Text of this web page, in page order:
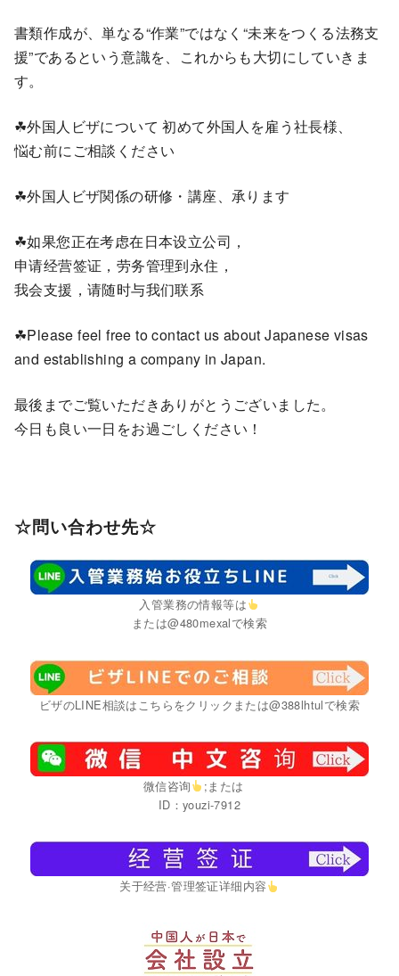
書類作成が、単なる“作業”ではなく“未来をつくる法務支
援”であるという意識を、これからも大切にしていきま
す。
☘外国人ビザについて 初めて外国人を雇う社長様、
悩む前にご相談ください
☘外国人ビザ関係の研修・講座、承ります
☘如果您正在考虑在日本设立公司，
申请经营签证，劳务管理到永住，
我会支援，请随时与我们联系
☘Please feel free to contact us about Japanese visas
and establishing a company in Japan.
最後までご覧いただきありがとうございました。
今日も良い一日をお過ごしください！
☆問い合わせ先☆
入管業務の情報等は
または@480mexalで検索
ビザのLINE相談はこちらをクリックまたは@388lhtulで検索
微信咨询
;または
ID：youzi-7912
关于经营·管理签证详细内容